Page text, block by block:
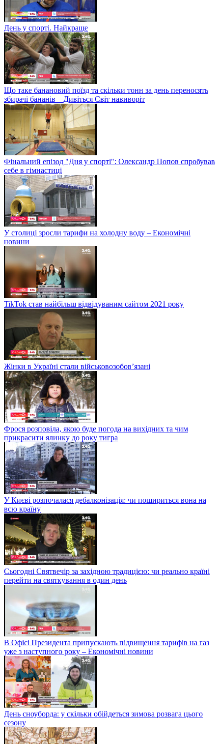
День у спорті. Найкраще
Що таке банановий поїзд та скільки тонн за день переносять
збирачі бананів – Дивіться Світ навиворіт
Фінальний епізод "Дня у спорті": Олександр Попов спробував
себе в гімнастиці
У столиці зросли тарифи на холодну воду – Економічні
новини
TikTok став найбільш відвідуваним сайтом 2021 року
Жінки в Україні стали військовозобов’язані
Фрося розповіла, якою буде погода на вихідних та чим
прикрасити ялинку до року тигра
У Києві розпочалася дебалконізація: чи пошириться вона на
всю країну
Сьогодні Святвечір за західною традицією: чи реально країні
перейти на святкування в один день
В Офісі Президента припускають підвищення тарифів на газ
уже з наступного року – Економічні новини
День сноуборда: у скільки обійдеться зимова розвага цього
сезону